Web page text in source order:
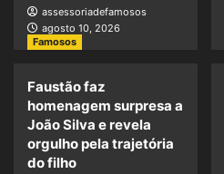
assessoriadefamosos
agosto 10, 2026
Famosos
Faustão faz
homenagem surpresa a
João Silva e revela
orgulho pela trajetória
do filho